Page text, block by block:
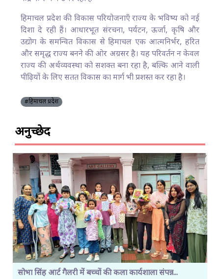
हिमाचल प्रदेश की विकास परियोजनाएँ राज्य के भविष्य को नई
दिशा दे रही हैं। आधारभूत संरचना, पर्यटन, ऊर्जा, कृषि और
उद्योग के समन्वित विकास से हिमाचल एक आत्मनिर्भर, हरित
और समृद्ध राज्य बनने की ओर अग्रसर है। यह परिवर्तन न केवल
राज्य की अर्थव्यवस्था को सशक्त बना रहा है, बल्कि आने वाली
पीढ़ियों के लिए सतत विकास का मार्ग भी प्रशस्त कर रहा है।
#हिमाचल प्रदेश
अनुच्छेद
सोभा सिंह आर्ट गैलरी में बच्चों की कला कार्यशाला संपन्न...